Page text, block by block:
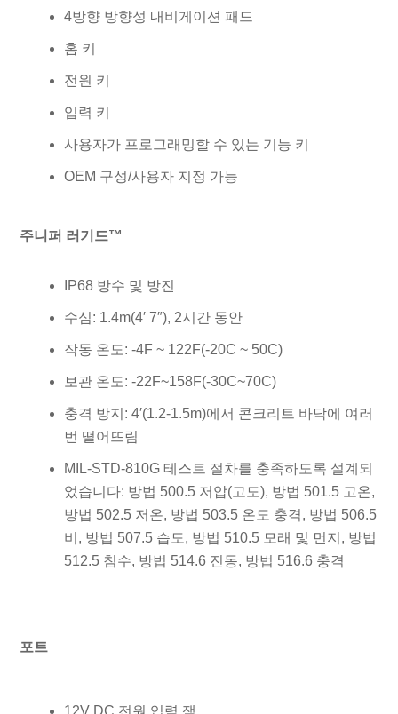
4방향 방향성 내비게이션 패드
홈 키
전원 키
입력 키
사용자가 프로그래밍할 수 있는 기능 키
OEM 구성/사용자 지정 가능
주니퍼 러기드™
IP68 방수 및 방진
수심: 1.4m(4′ 7″), 2시간 동안
작동 온도: -4F ~ 122F(-20C ~ 50C)
보관 온도: -22F~158F(-30C~70C)
충격 방지: 4′(1.2-1.5m)에서 콘크리트 바닥에 여러
번 떨어뜨림
MIL-STD-810G 테스트 절차를 충족하도록 설계되
었습니다: 방법 500.5 저압(고도), 방법 501.5 고온,
방법 502.5 저온, 방법 503.5 온도 충격, 방법 506.5
비, 방법 507.5 습도, 방법 510.5 모래 및 먼지, 방법
512.5 침수, 방법 514.6 진동, 방법 516.6 충격
포트
12V DC 전원 입력 잭